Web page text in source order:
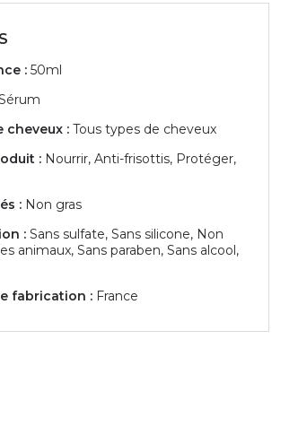
: 50ml
cheveux : Tous types de cheveux
: Nourrir, Anti-frisottis, Protéger,
: Non gras
: Sans sulfate, Sans silicone, Non
animaux, Sans paraben, Sans alcool,
fabrication : France